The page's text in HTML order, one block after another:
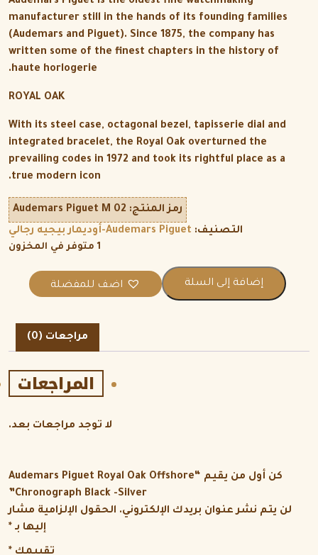
manufacturer still in the hands of its founding families
(Audemars and Piguet). Since 1875, the company has
written some of the finest chapters in the history of
haute horlogerie.
ROYAL OAK
With its steel case, octagonal bezel, tapisserie dial and
integrated bracelet, the Royal Oak overturned the
prevailing codes in 1972 and took its rightful place as a
true modern icon.
رمز المنتج:Audemars Piguet M 02
التصنيف:Audemars Piguet-أوديمار بيجيه رجالي
إضافة إلى السلة اضف للمفضلة
مراجعات (0)
المراجعات
لا توجد مراجعات بعد.
كن أول من يقيم “Audemars Piguet Royal Oak Offshore
Chronograph Black -Silver”
لن يتم نشر عنوان بريدك الإلكتروني. الحقول الإلزامية مشار
إليها بـ*
تقييمك*